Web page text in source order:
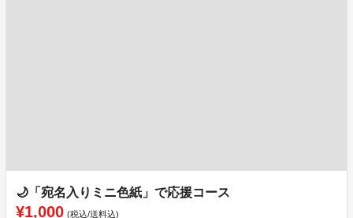
🌙「宛名入りミニ色紙」で応援コース
¥1,000 (税込/送料込)